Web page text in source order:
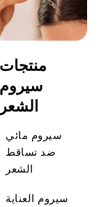
منتجات
سيروم
الشعر
سيروم مائي
ضد تساقط
الشعر
سيروم العناية